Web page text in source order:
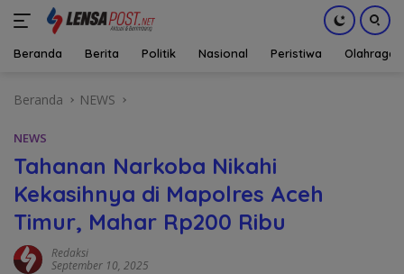
Beranda Berita Politik Nasional Peristiwa Olahraga
Beranda NEWS
NEWS
Tahanan Narkoba Nikahi
Kekasihnya di Mapolres Aceh
Timur, Mahar Rp200 Ribu
Redaksi
September 10, 2025